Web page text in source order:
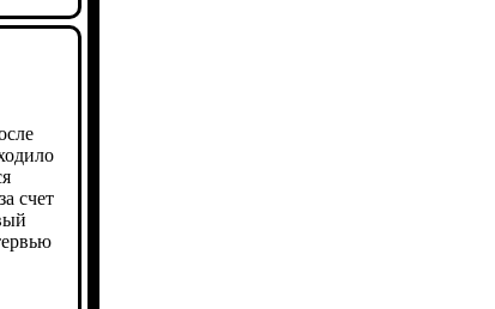
счет